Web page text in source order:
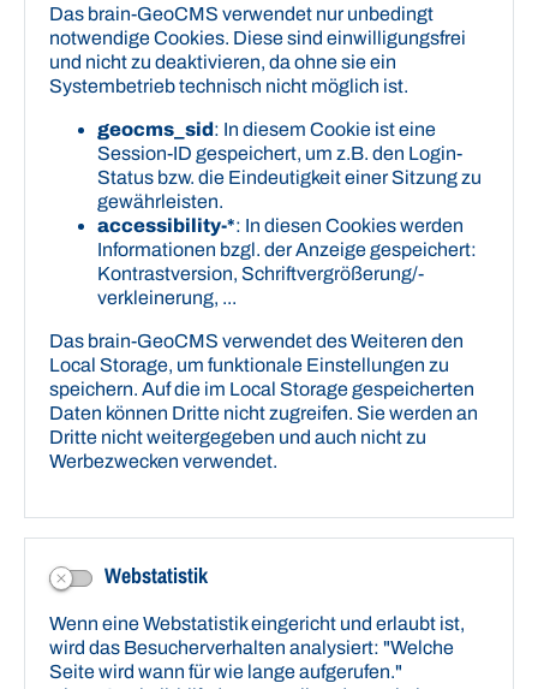
Das brain-GeoCMS verwendet nur unbedingt
notwendige Cookies. Diese sind einwilligungsfrei
und nicht zu deaktivieren, da ohne sie ein
Systembetrieb technisch nicht möglich ist.
geocms_sid: In diesem Cookie ist eine
Session-ID gespeichert, um z.B. den Login-
Status bzw. die Eindeutigkeit einer Sitzung zu
gewährleisten.
accessibility-*: In diesen Cookies werden
Informationen bzgl. der Anzeige gespeichert:
Kontrastversion, Schriftvergrößerung/-
verkleinerung, ...
Das brain-GeoCMS verwendet des Weiteren den
Local Storage, um funktionale Einstellungen zu
speichern. Auf die im Local Storage gespeicherten
Daten können Dritte nicht zugreifen. Sie werden an
Dritte nicht weitergegeben und auch nicht zu
Werbezwecken verwendet.
Webstatistik
Wenn eine Webstatistik eingericht und erlaubt ist,
wird das Besucherverhalten analysiert: "Welche
Seite wird wann für wie lange aufgerufen."
Ausschließlich mitTermin.
Montag 08:30 Uhr - 12:00 Uhr
Dienstag 08:30 Uhr - 12:00 Uhr und 13:30 Uhr -
18:00 Uhr
Mittwoch geschlossen
Donnerstag 08:30 Uhr - 12:00 Uhr und 13:30 Uhr -
16:00 Uhr
Freitag 08:30 Uhr - 12:00 Uhr
Bankverbindung
Ostseesparkasse Rostock